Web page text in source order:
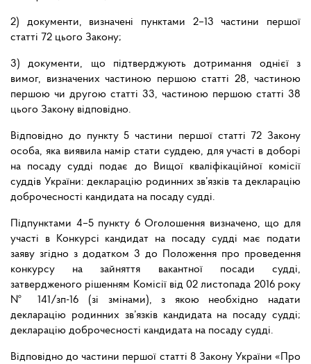
2) документи, визначені пунктами 2–13 частини першої
статті 72 цього Закону;
3) документи, що підтверджують дотримання однієї з
вимог, визначених частиною першою статті 28, частиною
першою чи другою статті 33, частиною першою статті 38
цього Закону відповідно.
Відповідно до пункту 5 частини першої статті 72 Закону
особа, яка виявила намір стати суддею, для участі в доборі
на посаду судді подає до Вищої кваліфікаційної комісії
суддів України: декларацію родинних зв’язків та декларацію
доброчесності кандидата на посаду судді.
Підпунктами 4–5 пункту 6 Оголошення визначено, що для
участі в Конкурсі кандидат на посаду судді має подати
заяву згідно з додатком 3 до Положення про проведення
конкурсу на зайняття вакантної посади судді,
затвердженого рішенням Комісії від 02 листопада 2016 року
№ 141/зп-16 (зі змінами), з якою необхідно надати
декларацію родинних зв’язків кандидата на посаду судді;
декларацію доброчесності кандидата на посаду судді.
Відповідно до частини першої статті 8 Закону України «Про